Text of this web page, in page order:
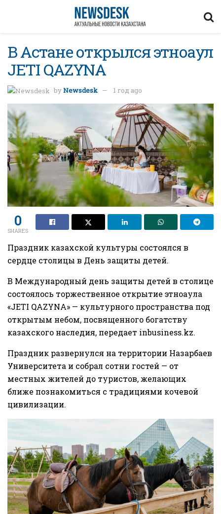
В Астане открылся этноаул
JETI QAZYNA
byNewsdesk 1 год ago
0
SHARES
Праздник казахской культуры состоялся в
сердце столицы в День защиты детей.
В Международный день защиты детей в столице
состоялось торжественное открытие этноаула
«JETI QAZYNA» — культурного пространства под
открытым небом, посвященного богатству
казахского наследия, передает inbusiness.kz.
Праздник развернулся на территории Назарбаев
Университета и собрал сотни гостей — от
местных жителей до туристов, желающих
ближе познакомиться с традициями кочевой
цивилизации.